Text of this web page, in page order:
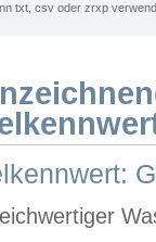
txt, csv oder zrxp